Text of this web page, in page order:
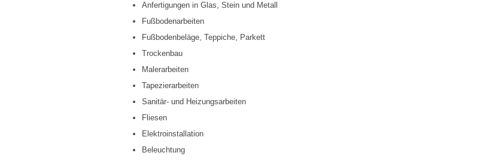
Anfertigungen in Glas, Stein und Metall
Fußbodenarbeiten
Fußbodenbeläge, Teppiche, Parkett
Trockenbau
Malerarbeiten
Tapezierarbeiten
Sanitär- und Heizungsarbeiten
Fliesen
Elektroinstallation
Beleuchtung